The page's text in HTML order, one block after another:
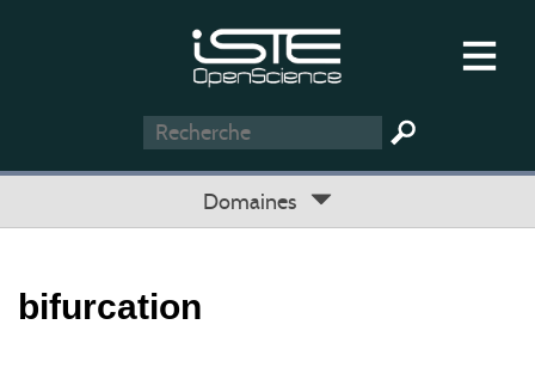
Domaines
bifurcation